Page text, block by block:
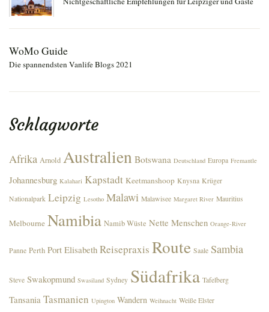
WoMo Guide
Die spannendsten Vanlife Blogs 2021
Schlagworte
Afrika Arnold Australien Botswana Deutschland Europa Fremantle
Johannesburg Kalahari Kapstadt Keetmanshoop Knysna Krüger
Nationalpark Leipzig Lesotho Malawi Malawisee Margaret River Mauritius
Melbourne Namibia Namib Wüste Nette Menschen Orange-River
Panne Perth Port Elisabeth Reisepraxis Route Saale Sambia
Steve Swakopmund Swasiland Sydney Südafrika Tafelberg
Tansania Tasmanien Upington Wandern Weihnacht Weiße Elster